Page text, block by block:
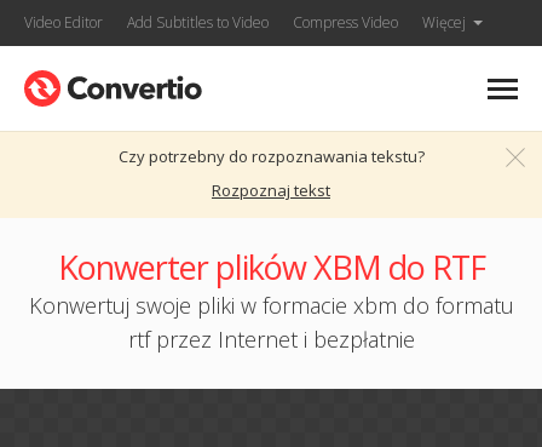
Video Editor Add Subtitles to Video Compress Video Więcej
Czy potrzebny do rozpoznawania tekstu?
Rozpoznaj tekst
Konwerter plików XBM do RTF
Konwertuj swoje pliki w formacie xbm do formatu
rtf przez Internet i bezpłatnie